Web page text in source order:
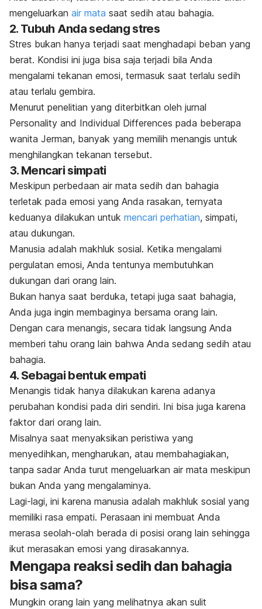
mengeluarkan air mata saat sedih atau bahagia.
2. Tubuh Anda sedang stres
Stres bukan hanya terjadi saat menghadapi beban yang
berat. Kondisi ini juga bisa saja terjadi bila Anda
mengalami tekanan emosi, termasuk saat terlalu sedih
atau terlalu gembira.
Menurut penelitian yang diterbitkan oleh jurnal
Personality and Individual Differences pada beberapa
wanita Jerman, banyak yang memilih menangis untuk
menghilangkan tekanan tersebut.
3. Mencari simpati
Meskipun perbedaan air mata sedih dan bahagia
terletak pada emosi yang Anda rasakan, ternyata
keduanya dilakukan untuk mencari perhatian, simpati,
atau dukungan.
Manusia adalah makhluk sosial. Ketika mengalami
pergulatan emosi, Anda tentunya membutuhkan
dukungan dari orang lain.
Bukan hanya saat berduka, tetapi juga saat bahagia,
Anda juga ingin membaginya bersama orang lain.
Dengan cara menangis, secara tidak langsung Anda
memberi tahu orang lain bahwa Anda sedang sedih atau
bahagia.
4. Sebagai bentuk empati
Menangis tidak hanya dilakukan karena adanya
perubahan kondisi pada diri sendiri. Ini bisa juga karena
faktor dari orang lain.
Misalnya saat menyaksikan peristiwa yang
menyedihkan, mengharukan, atau membahagiakan,
tanpa sadar Anda turut mengeluarkan air mata meskipun
bukan Anda yang mengalaminya.
Lagi-lagi, ini karena manusia adalah makhluk sosial yang
memiliki rasa empati. Perasaan ini membuat Anda
merasa seolah-olah berada di posisi orang lain sehingga
ikut merasakan emosi yang dirasakannya.
Mengapa reaksi sedih dan bahagia
bisa sama?
Mungkin orang lain yang melihatnya akan sulit